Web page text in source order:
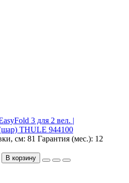
3 для 2 вел. |
THULE 944100
см: 81 Гарантия (мес.): 12
В корзину